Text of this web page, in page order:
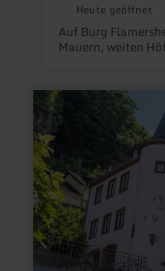
Heute geöffnet
Auf Burg
Mauern, weiten
mehr
erfahren
Naturkundemuseum
Gerolstein
"Zeitreisen
am
Eifelsteig"